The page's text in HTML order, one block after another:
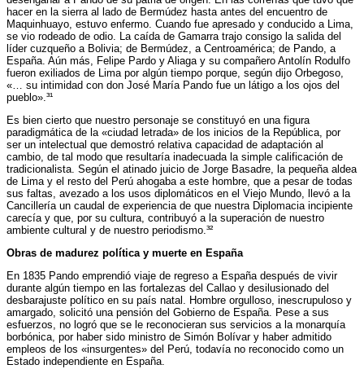
hacer en la sierra al lado de Bermúdez hasta antes del encuentro de
Maquinhuayo, estuvo enfermo. Cuando fue apresado y conducido a Lima,
se vio rodeado de odio. La caída de Gamarra trajo consigo la salida del
líder cuzqueño a Bolivia; de Bermúdez, a Centroamérica; de Pando, a
España. Aún más, Felipe Pardo y Aliaga y su compañero Antolín Rodulfo
fueron exiliados de Lima por algún tiempo porque, según dijo Orbegoso,
«… su intimidad con don José María Pando fue un látigo a los ojos del
pueblo».³¹
Es bien cierto que nuestro personaje se constituyó en una figura
paradigmática de la «ciudad letrada» de los inicios de la República, por
ser un intelectual que demostró relativa capacidad de adaptación al
cambio, de tal modo que resultaría inadecuada la simple calificación de
tradicionalista. Según el atinado juicio de Jorge Basadre, la pequeña aldea
de Lima y el resto del Perú ahogaba a este hombre, que a pesar de todas
sus faltas, avezado a los usos diplomáticos en el Viejo Mundo, llevó a la
Cancillería un caudal de experiencia de que nuestra Diplomacia incipiente
carecía y que, por su cultura, contribuyó a la superación de nuestro
ambiente cultural y de nuestro periodismo.³²
Obras de madurez política y muerte en España
En 1835 Pando emprendió viaje de regreso a España después de vivir
durante algún tiempo en las fortalezas del Callao y desilusionado del
desbarajuste político en su país natal. Hombre orgulloso, inescrupuloso y
amargado, solicitó una pensión del Gobierno de España. Pese a sus
esfuerzos, no logró que se le reconocieran sus servicios a la monarquía
borbónica, por haber sido ministro de Simón Bolívar y haber admitido
empleos de los «insurgentes» del Perú, todavía no reconocido como un
Estado independiente en España.